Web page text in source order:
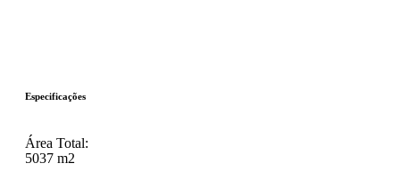
Especificações
Área Total:
5037 m2